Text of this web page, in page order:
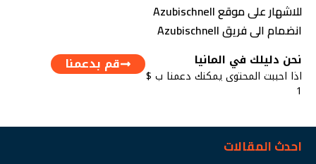
للاشهار على موقع Azubischnell
انضمام الى فريق Azubischnell
نحن دليلك في المانيا
اذا احببت المحتوى يمكنك دعمنا ب $
1
قم بدعمنا
احدث المقالات